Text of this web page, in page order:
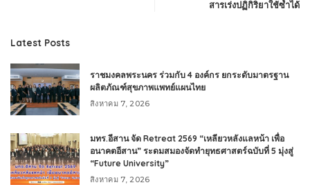
สารเร่งปฏิกิริยาใช้ซ้ำได้
Latest Posts
ราชมงคลพระนคร ร่วมกับ 4 องค์กร ยกระดับมาตรฐาน
ผลิตภัณฑ์สุขภาพแพทย์แผนไทย
สิงหาคม 7, 2026
มทร.อีสาน จัด Retreat 2569 “เหลียวหลังแลหน้า เพื่อ
อนาคตอีสาน” ระดมสมองจัดทำยุทธศาสตร์ฉบับที่ 5 มุ่งสู่
“Future University”
สิงหาคม 7, 2026